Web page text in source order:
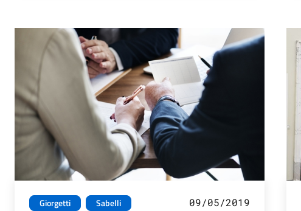
Giorgetti
Sabelli
09/05/2019